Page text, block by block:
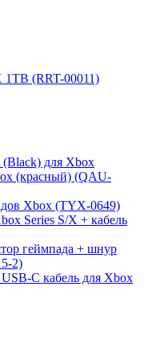
1TB (RRT-00011)
(Black) для Xbox
(красный) (QAU-
Xbox (TYX-0649)
Series S/X + кабель
геймпада + шнур
2)
C кабель для Xbox